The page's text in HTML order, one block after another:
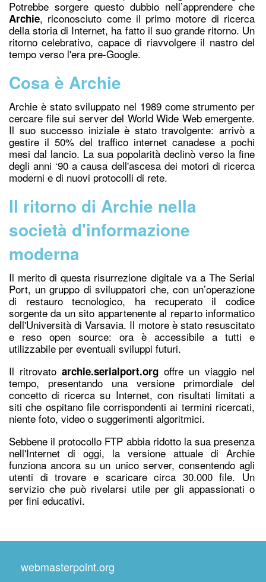
Potrebbe sorgere questo dubbio nell’apprendere che
Archie, riconosciuto come il primo motore di ricerca
della storia di Internet, ha fatto il suo grande ritorno. Un
ritorno celebrativo, capace di riavvolgere il nastro del
tempo verso l'era pre-Google.
Cosa è Archie
Archie è stato sviluppato nel 1989 come strumento per
cercare file sui server del World Wide Web emergente.
Il suo successo iniziale è stato travolgente: arrivò a
gestire il 50% del traffico internet canadese a pochi
mesi dal lancio. La sua popolarità declinò verso la fine
degli anni ‘90 a causa dell'ascesa dei motori di ricerca
moderni e di nuovi protocolli di rete.
Il ritorno di Archie nella
società d'informazione
moderna
Il merito di questa risurrezione digitale va a The Serial
Port, un gruppo di sviluppatori che, con un’operazione
di restauro tecnologico, ha recuperato il codice
sorgente da un sito appartenente al reparto informatico
dell'Università di Varsavia. Il motore è stato resuscitato
e reso open source: ora è accessibile a tutti e
utilizzabile per eventuali sviluppi futuri.
Il ritrovato archie.serialport.org offre un viaggio nel
tempo, presentando una versione primordiale del
concetto di ricerca su Internet, con risultati limitati a
siti che ospitano file corrispondenti ai termini ricercati,
niente foto, video o suggerimenti algoritmici.
Sebbene il protocollo FTP abbia ridotto la sua presenza
nell'Internet di oggi, la versione attuale di Archie
funziona ancora su un unico server, consentendo agli
utenti di trovare e scaricare circa 30.000 file. Un
servizio che può rivelarsi utile per gli appassionati o
per fini educativi.
webmasterpoint.org